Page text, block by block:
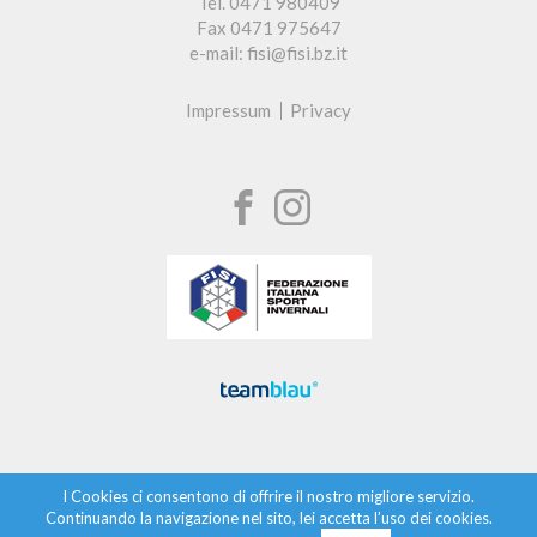
Fax 0471 975647
e-mail: fisi@fisi.bz.it
Impressum Privacy
I Cookies ci consentono di offrire il nostro migliore servizio.
Continuando la navigazione nel sito, lei accetta l’uso dei cookies.